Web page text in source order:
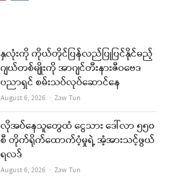
t
u
b
e
i
l
နှလုံးကို ကိုယ်တိုင်ပြန်လည်ပြုပြင်နိုင်မည့်
ဂျယ်တစ်မျိုးကို အာဂျင်တီးနားဇီဝဗေဒ
ပညာရှင် စမ်းသပ်လုပ်ဆောင်နေ
August 6, 2026 Author
Zaw Tun
လိုအပ်နေသူတွေထံ ငွေသား ဒေါ်လာ ၅၅၀
စီ တိုက်ရိုက်ထောက်ပံ့မှုရဲ့ အံ့အားသင့်ဖွယ်
ရလဒ်
August 6, 2026 Author
Zaw Tun